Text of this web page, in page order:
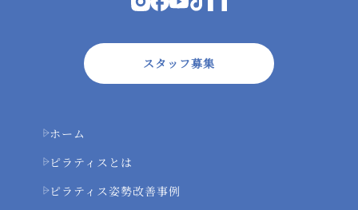
スタッフ募集
ホーム
ピラティスとは
ピラティス姿勢改善事例